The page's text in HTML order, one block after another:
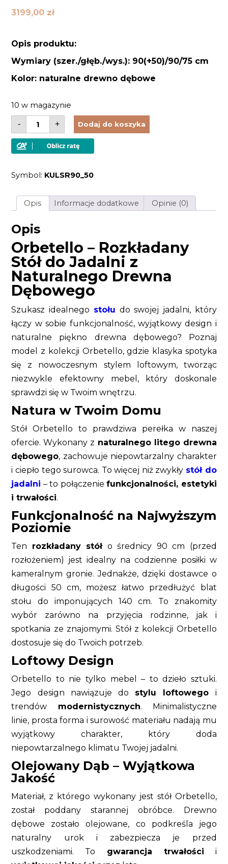
3199,00 zł
Opis produktu:
Wymiary (szer./głęb./wys.): 90(+50)/90/75 cm
Kolor: naturalne drewno dębowe
10 w magazynie
-
ilość
Stół
rozkładany
Orbetello
do
drewno
modernistyczny
olejowany
cm
+
50
cm
+ Dodaj do koszyka
Symbol: KULSR90_50
Opis Informacje dodatkowe Opinie (0)
Opis
Orbetello – Rozkładany
Stół do Jadalni z
Naturalnego Drewna
Dębowego
Szukasz idealnego stołu do swojej jadalni, który
łączy w sobie funkcjonalność, wyjątkowy design i
naturalne piękno drewna dębowego? Poznaj
model z kolekcji Orbetello, gdzie klasyka spotyka
się z nowoczesnym stylem loftowym, tworząc
niezwykle efektowny mebel, który doskonale
sprawdzi się w Twoim wnętrzu.
Natura w Twoim Domu
Stół Orbetello to prawdziwa perełka w naszej
ofercie. Wykonany z naturalnego litego drewna
dębowego, zachowuje niepowtarzalny charakter
i ciepło tego surowca. To więcej niż zwykły stół do
jadalni – to połączeniefunkcjonalności, estetyki
i trwałości.
Funkcjonalność na Najwyższym
Poziomie
Ten rozkładany stóło średnicy 90 cm (przed
rozłożeniem) jest idealny na codzienne posiłki w
kameralnym gronie. Jednakże, dzięki dostawce o
długości 50 cm, możesz łatwo przedłużyć blat
stołu do imponujących 140 cm. To znakomity
wybór zarówno na przyjęcia rodzinne, jak i
spotkania ze znajomymi. Stół z kolekcji Orbetello
dostosuje się do Twoich potrzeb.
Loftowy Design
Orbetello to nie tylko mebel – to dzieło sztuki.
Jego design nawiązuje do stylu loftowego i
trendów modernistycznych. Minimalistyczne
linie, prosta forma i surowość materiału nadają mu
wyjątkowy charakter, który doda
niepowtarzalnego klimatu Twojej jadalni.
Olejowany Dąb – Wyjątkowa
Jakość
Materiał, z którego wykonany jest stół Orbetello,
został poddany starannej obróbce. Drewno
dębowe zostało olejowane, co podkreśla jego
naturalny urok i zabezpiecza je przed
uszkodzeniami. To gwarancja trwałości i